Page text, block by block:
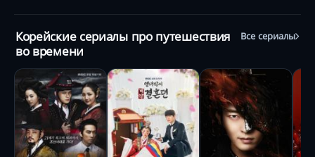
Корейские сериалы про путешествия
во времени
Все сериалы